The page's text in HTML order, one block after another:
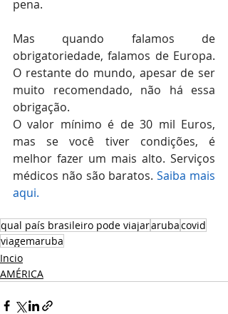
pena.
Mas quando falamos de
obrigatoriedade, falamos de Europa.
O restante do mundo, apesar de ser
muito recomendado, não há essa
obrigação.
O valor mínimo é de 30 mil Euros,
mas se você tiver condições, é
melhor fazer um mais alto. Serviços
médicos não são baratos. Saiba mais
aqui.
qual país brasileiro pode viajararubacovid
viagemaruba
Incio
AMÉRICA